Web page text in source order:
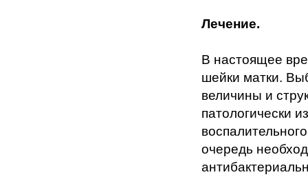
Лечение.
В настоящее
шейки матки.
величины и
патологически
очередь